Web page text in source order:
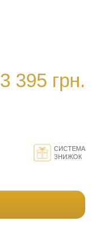
3 395 грн.
СИСТЕМА
ЗНИЖОК